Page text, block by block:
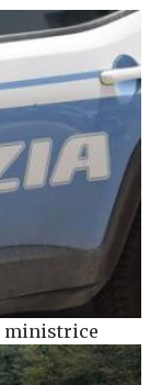
ministrice